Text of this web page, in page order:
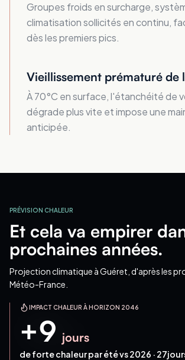
Groupes froids en surcharge,
climatisation sollicités en continu,
dès les premiers pics.
Vieillissement prématuré de
À 70°C en surface, l'étanchéité de
dégrade plus vite et impose une
anticipée.
PRÉVISION CHALEUR
Et cela va empirer
prochaines années.
Projection climatique à Guéret , d'après les
Météo-France.
IMPACT CHALEUR À HORIZON 2046
+9 jours
de forte chaleur par été vs 2026 · 27